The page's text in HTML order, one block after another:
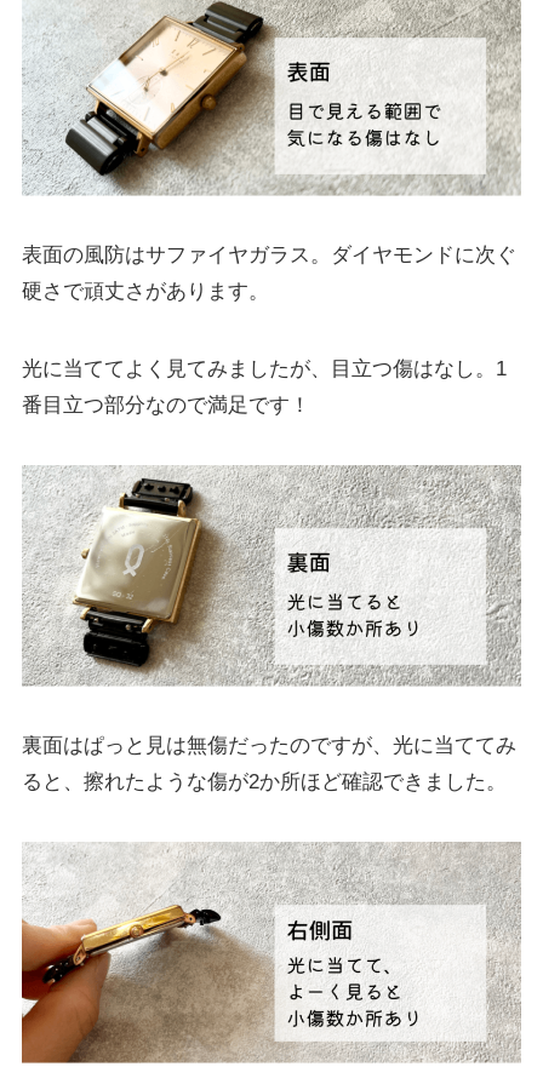
表面の風防はサファイヤガラス。ダイヤモンドに次ぐ
硬さで頑丈さがあります。
光に当ててよく見てみましたが、目立つ傷はなし。1
番目立つ部分なので満足です！
裏面はぱっと見は無傷だったのですが、光に当ててみ
ると、擦れたような傷が2か所ほど確認できました。